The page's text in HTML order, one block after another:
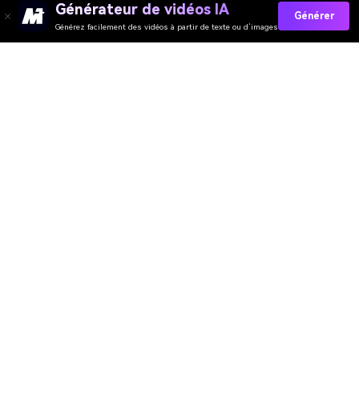
Générateur de vidéos IA
Générez facilement des vidéos à partir de texte ou d’images
Générer